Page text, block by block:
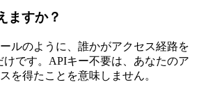
ますか？
ルのように、誰かがアクセス経路を
です。APIキー不要は、あなたのア
を得たことを意味しません。